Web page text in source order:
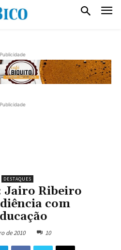
Publicidade
Publicidade
DESTAQUES
Jairo Ribeiro
com
de 2010 10